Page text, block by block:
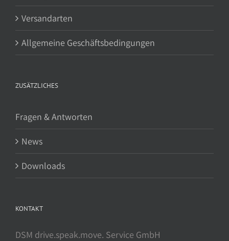
Versandarten
Allgemeine Geschäftsbedingungen
ZUSÄTZLICHES
Fragen & Antworten
News
Downloads
KONTAKT
DSM drive.speak.move. Service GmbH